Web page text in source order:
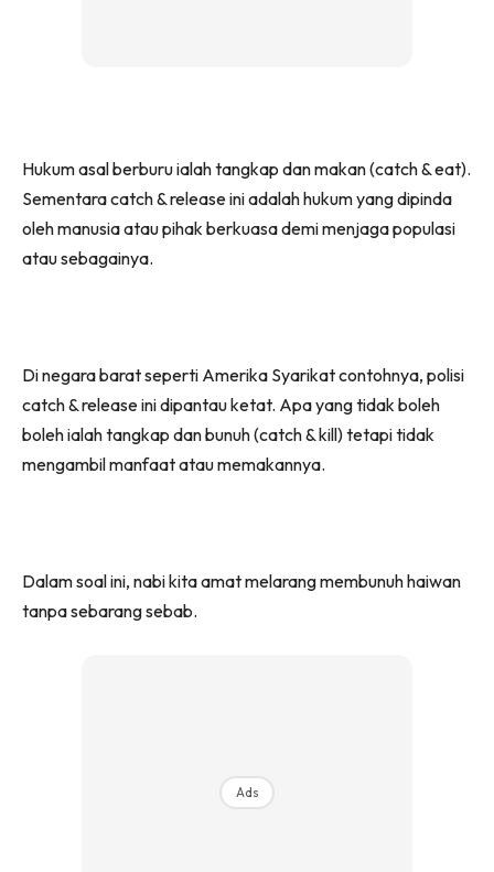
Hukum asal berburu ialah tangkap dan makan (catch & eat).
Sementara catch & release ini adalah hukum yang dipinda
oleh manusia atau pihak berkuasa demi menjaga populasi
atau sebagainya.
Di negara barat seperti Amerika Syarikat contohnya, polisi
catch & release ini dipantau ketat. Apa yang tidak boleh
boleh ialah tangkap dan bunuh (catch & kill) tetapi tidak
mengambil manfaat atau memakannya.
Dalam soal ini, nabi kita amat melarang membunuh haiwan
tanpa sebarang sebab.
Ads